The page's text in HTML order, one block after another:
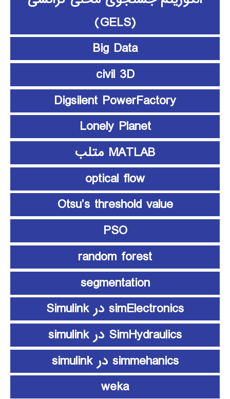
(GELS)
Big Data
civil 3D
Digsilent PowerFactory
Lonely Planet
MATLAB متلب
optical flow
Otsu’s threshold value
PSO
random forest
segmentation
simElectronics در Simulink
SimHydraulics در simulink
simmehanics در simulink
weka